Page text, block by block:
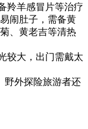
羚羊感冒片等治疗
闹肚子，需备黄
、黄老吉等清热
较大，出门需戴太
野外探险旅游者还